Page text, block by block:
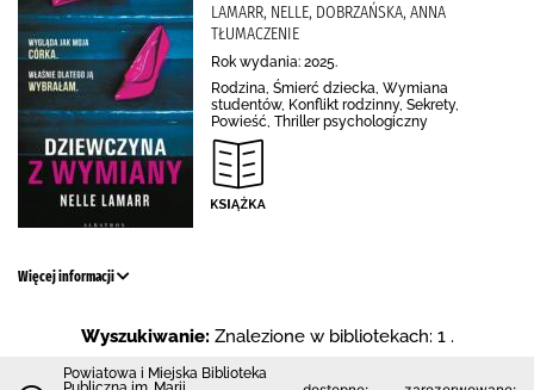
LAMARR, NELLE, DOBRZAŃSKA, ANNA
TŁUMACZENIE
Rok wydania: 2025.
Rodzina, Śmierć dziecka, Wymiana
studentów, Konflikt rodzinny, Sekrety,
Powieść, Thriller psychologiczny
Więcej informacji
Wyszukiwanie: Znalezione w bibliotekach: 1 .
Powiatowa i Miejska Biblioteka